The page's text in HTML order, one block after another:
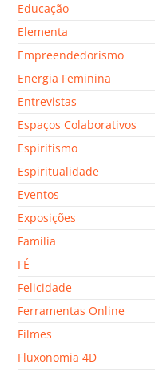
Educação
Elementa
Empreendedorismo
Energia Feminina
Entrevistas
Espaços Colaborativos
Espiritismo
Espiritualidade
Eventos
Exposições
Família
FÉ
Felicidade
Ferramentas Online
Filmes
Fluxonomia 4D